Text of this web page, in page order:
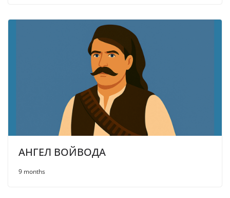
АНГЕЛ ВОЙВОДА
9 months